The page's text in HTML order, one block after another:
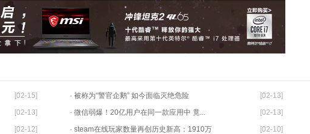
[02-15] · 被称为“警官企鹅” 如今面临灭绝危险
[02-13]
[02-13] · 微信弱爆！20亿用户在同一款应用中 竟...
[02-13]
[02-12] · steam在线玩家数量再创历史新高：1910万
[02-10]